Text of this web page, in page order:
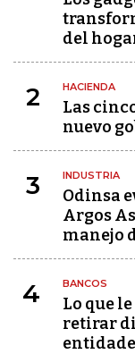
del
2 HACIENDA
Las
nuevo
3 INDUSTRIA
Odinsa
Argos
manejo
4 BANCOS
Lo que
retirar